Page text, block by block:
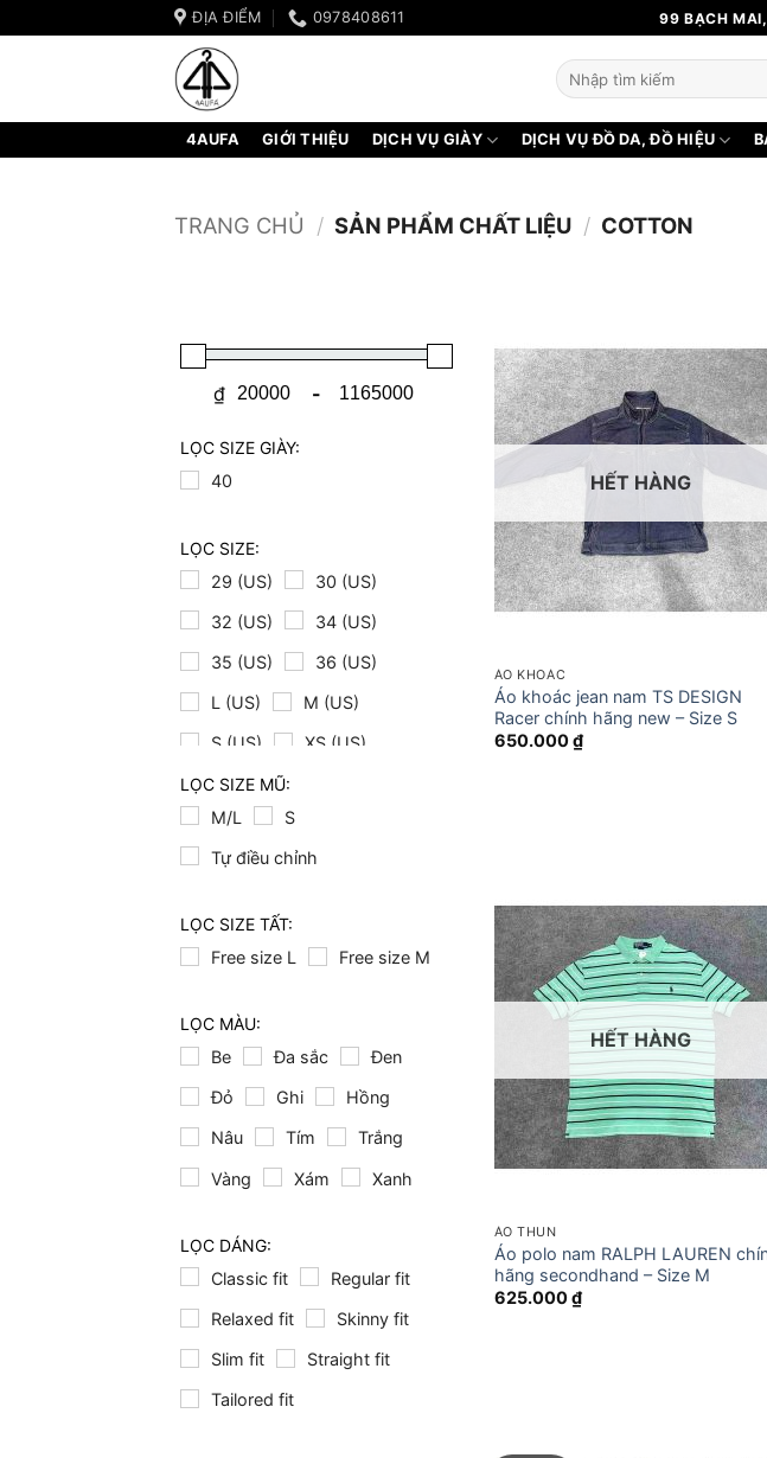
qua
ĐỊA ĐIỂM 0978408611 99 BẠCH
Tìm
kiếm:
4AUFA GIỚI THIỆU DỊCH VỤ GIÀY DỊCH VỤ ĐỒ DA, ĐỒ HIỆU
TRANG CHỦ / SẢN PHẨM CHẤT LIỆU / COTTON
₫ -
LỌC SIZE GIÀY:
40
LỌC SIZE:
29 (US)
30 (US)
32 (US) 34 (US)
35 (US) 36 (US)
L (US) M (US)
S (US) XS (US)
LỌC SIZE MŨ:
M/L
S
Tự điều chỉnh
LỌC SIZE TẤT:
Free size L
Free size M
LỌC MÀU:
Be
Đa sắc Đen
Đỏ Ghi Hồng
Nâu Tím Trắng
Vàng Xám Xanh
LỌC DÁNG:
Classic fit
Regular fit
Relaxed fit Skinny fit
Slim fit Straight fit
Tailored fit
HẾT HÀNG
ÁO KHOÁC
Áo khoác jean nam TS DESIGN
Racer chính hãng new – Size S
650.000₫
HẾT HÀNG
ÁO THUN
Áo polo nam RALPH LAUREN
hãng secondhand – Size M
625.000₫